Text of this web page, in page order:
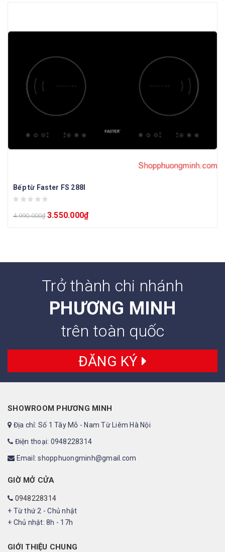
Bếp từ Faster FS 288I
4.990.000₫ 3.550.000₫
Trở thành chi nhánh
PHƯƠNG MINH
trên toàn quốc
ĐĂNG KÝ
SHOWROOM PHƯƠNG MINH
Địa chỉ: Số 1 Tây Mỗ - Nam Từ Liêm Hà Nội
Điện thoại: 0948228314
Email: shopphuongminh@gmail.com
GIỜ MỞ CỬA
0948228314
+ Từ thứ 2 - Chủ nhật
+ Chủ nhật: 8h - 17h
GIỚI THIỆU CHUNG